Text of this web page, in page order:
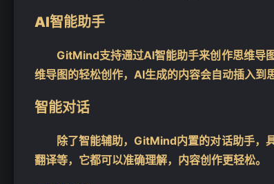
AI智能助手
GitMind支持通过AI智能助手来创作思维导
维导图的轻松创作，AI生成的内容会自动插入
智能对话
除了智能辅助，GitMind内置的对话助手，
翻译等，它都可以准确理解，内容创作更轻松。